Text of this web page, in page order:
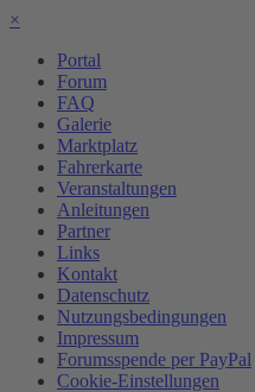
×
Portal
Forum
FAQ
Galerie
Marktplatz
Fahrerkarte
Veranstaltungen
Anleitungen
Partner
Links
Kontakt
Datenschutz
Nutzungsbedingungen
Impressum
Forumsspende per PayPal
Cookie-Einstellungen